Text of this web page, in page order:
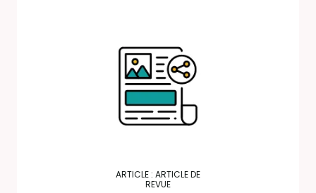
ARTICLE : ARTICLE DE
REVUE